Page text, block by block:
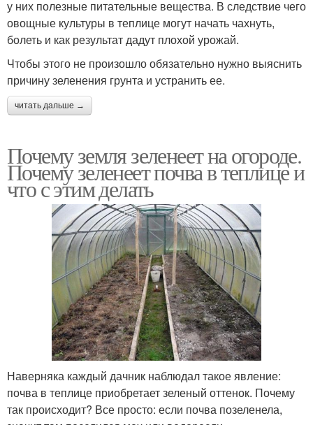
у них полезные питательные вещества. В следствие чего
овощные культуры в теплице могут начать чахнуть,
болеть и как результат дадут плохой урожай.
Чтобы этого не произошло обязательно нужно выяснить
причину зеленения грунта и устранить ее.
читать дальше →
Почему земля зеленеет на огороде.
Почему зеленеет почва в теплице и
что с этим делать
Наверняка каждый дачник наблюдал такое явление:
почва в теплице приобретает зеленый оттенок. Почему
так происходит? Все просто: если почва позеленела,